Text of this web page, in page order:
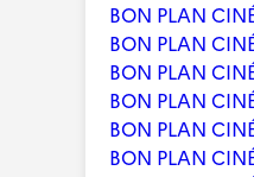
BON PLAN
BON PLAN
BON PLAN
BON PLAN
BON PLAN
BON PLAN